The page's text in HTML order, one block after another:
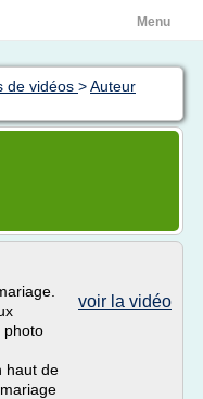
Menu
de vidéos >Auteur
voir la vidéo
photo
haut de